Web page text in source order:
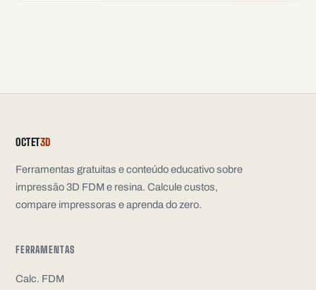
OCTET3D
Ferramentas gratuitas e conteúdo educativo sobre
impressão 3D FDM e resina. Calcule custos,
compare impressoras e aprenda do zero.
FERRAMENTAS
Calc. FDM